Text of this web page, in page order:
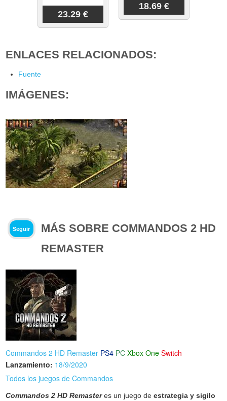
23.29 €
18.69 €
ENLACES RELACIONADOS:
Fuente
IMÁGENES:
Seguir
MÁS SOBRE COMMANDOS 2 HD
REMASTER
Commandos 2 HD Remaster PS4 PC Xbox One Switch
Lanzamiento: 18/9/2020
Todos los juegos de Commandos
Commandos 2 HD Remasteres un juego deestrategia y sigilo